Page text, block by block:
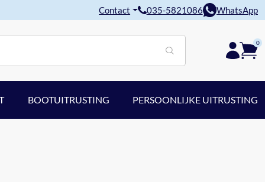
Contact 035-5821086 WhatsApp
0
BOOTUITRUSTING PERSOONLIJKE UITRUSTING